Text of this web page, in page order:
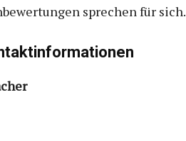
sprechen für sich.